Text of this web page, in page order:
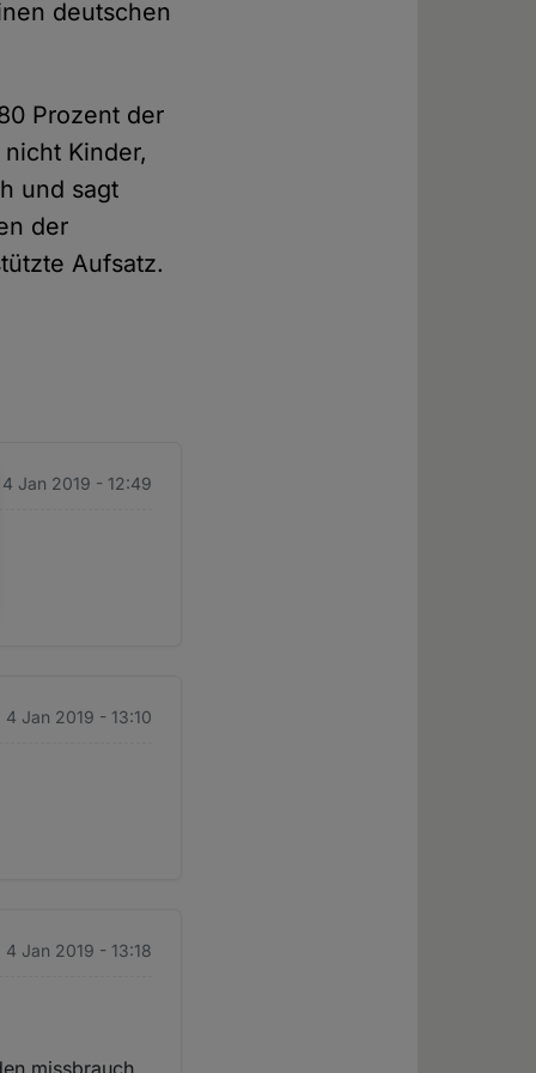
deutschen
Prozent der
Kinder,
und sagt
der
Aufsatz.
4 Jan 2019 - 12:49
4 Jan 2019 - 13:10
4 Jan 2019 - 13:18
missbrauch